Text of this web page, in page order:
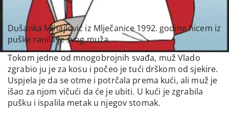
Dušanka Mihajlović iz Mlječanice 1992. godine hicem iz
puške ranila je svog muža.
Tokom jedne od mnogobrojnih svađa, muž Vlado
zgrabio ju je za kosu i počeo je tući drškom od sjekire.
Uspjela je da se otme i potrčala prema kući, ali muž je
išao za njom vičući da će je ubiti. U kući je zgrabila
pušku i ispalila metak u njegov stomak.